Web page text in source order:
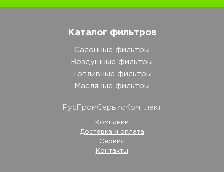
Каталог фильтров
Салонные фильтры
Воздушные фильтры
Топливные фильтры
Масляные фильтры
РусПромСервисКомплект
Компании
Доставка и оплата
Сервис
Контакты